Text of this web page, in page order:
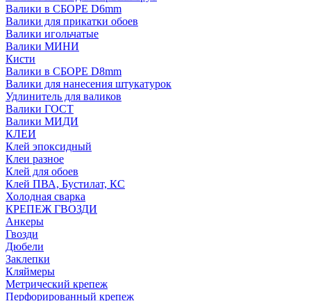
Валики в СБОРЕ D6mm
Валики для прикатки обоев
Валики игольчатые
Валики МИНИ
Кисти
Валики в СБОРЕ D8mm
Валики для нанесения штукатурок
Удлинитель для валиков
Валики ГОСТ
Валики МИДИ
КЛЕИ
Клей эпоксидный
Клеи разное
Клей для обоев
Клей ПВА, Бустилат, КС
Холодная сварка
КРЕПЕЖ ГВОЗДИ
Анкеры
Гвозди
Дюбели
Заклепки
Кляймеры
Метрический крепеж
Перфорированный крепеж